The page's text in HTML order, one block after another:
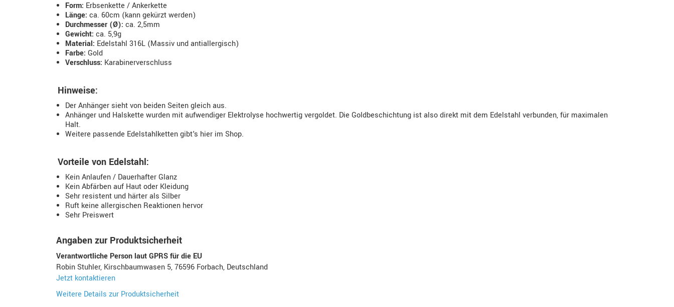
Form: Erbsenkette / Ankerkette
Länge: ca. 60cm (kann gekürzt werden)
Durchmesser (Ø): ca. 2,5mm
Gewicht: ca. 5,9g
Material: Edelstahl 316L (Massiv und antiallergisch)
Farbe: Gold
Verschluss: Karabinerverschluss
Hinweise:
Der Anhänger sieht von beiden Seiten gleich aus.
Anhänger und Halskette wurden mit aufwendiger Elektrolyse hochwertig vergoldet. Die Goldbeschichtung ist also direkt mit dem Edelstahl verbunden, für maximalen
Halt.
Weitere passende Edelstahlketten gibt's hier im Shop.
Vorteile von Edelstahl:
Kein Anlaufen / Dauerhafter Glanz
Kein Abfärben auf Haut oder Kleidung
Sehr resistent und härter als Silber
Ruft keine allergischen Reaktionen hervor
Sehr Preiswert
Angaben zur Produktsicherheit
Verantwortliche Person laut GPRS für die EU
Robin Stuhler, Kirschbaumwasen 5, 76596 Forbach, Deutschland
Jetzt kontaktieren
Weitere Details zur Produktsicherheit